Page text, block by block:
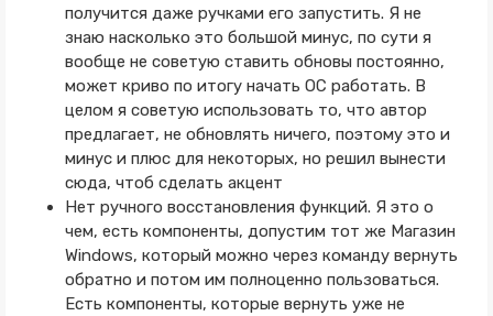
получится даже ручками его запустить. Я не
знаю насколько это большой минус, по сути я
вообще не советую ставить обновы постоянно,
может криво по итогу начать ОС работать. В
целом я советую использовать то, что автор
предлагает, не обновлять ничего, поэтому это и
минус и плюс для некоторых, но решил вынести
сюда, чтоб сделать акцент
Нет ручного восстановления функций. Я это о
чем, есть компоненты, допустим тот же Магазин
Windows, который можно через команду вернуть
обратно и потом им полноценно пользоваться.
Есть компоненты, которые вернуть уже не